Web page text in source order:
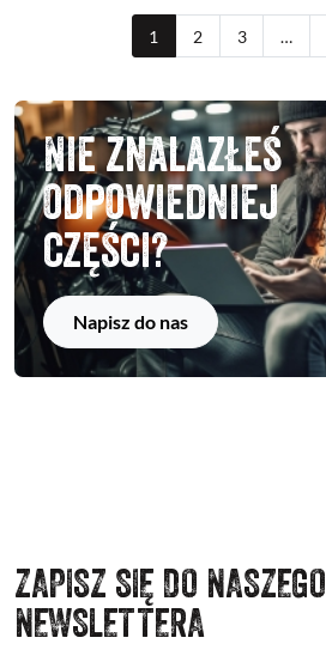
1 2 3 …
Nie znalazłeś
odpowiedniej
części?
Napisz do nas
ZAPISZ SIĘ DO NASZEGO
NEWSLETTERA